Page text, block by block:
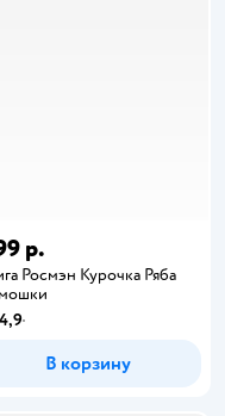
р.
Росмэн Курочка Ряба
4,9
В корзину